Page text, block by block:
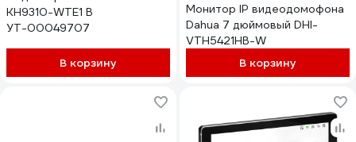
KH9310-WTE1 B
УТ-00049707
В корзину
Монитор IP видеодомофона
Dahua 7 дюймовый DHI-
VTH5421HB-W
В корзину